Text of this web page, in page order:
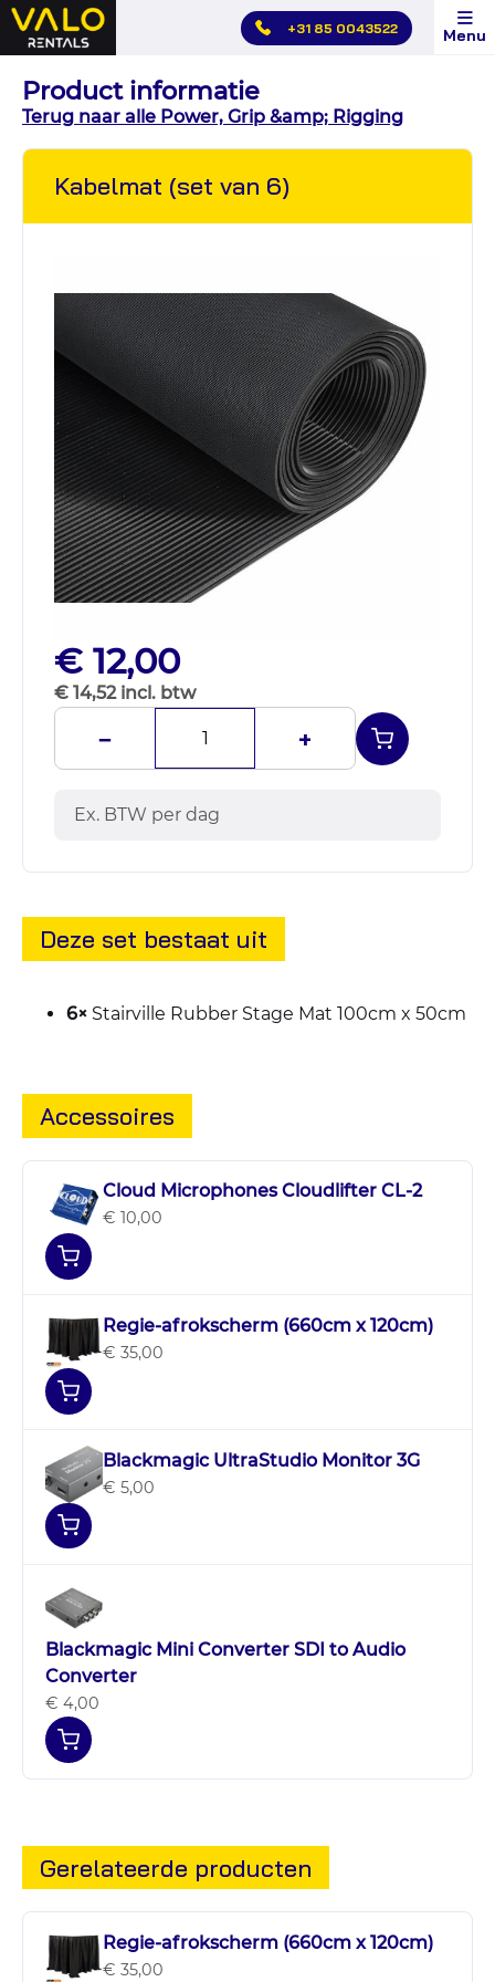
Hoofdmenu
overslaan
+31 85 0043522 Menu
Product informatie
Terug naar alle Power, Grip &amp; Rigging
Kabelmat (set van 6)
€ 12,00
€ 14,52 incl. btw
− +
Ex. BTW per dag
Deze set bestaat uit
6× Stairville Rubber Stage Mat 100cm x 50cm
Accessoires
Cloud Microphones Cloudlifter CL-2
€ 10,00
Regie-afrokscherm (660cm x 120cm)
€ 35,00
Blackmagic UltraStudio Monitor 3G
€ 5,00
Blackmagic Mini Converter SDI to Audio
Converter
€ 4,00
Gerelateerde producten
Regie-afrokscherm (660cm x 120cm)
€ 35,00